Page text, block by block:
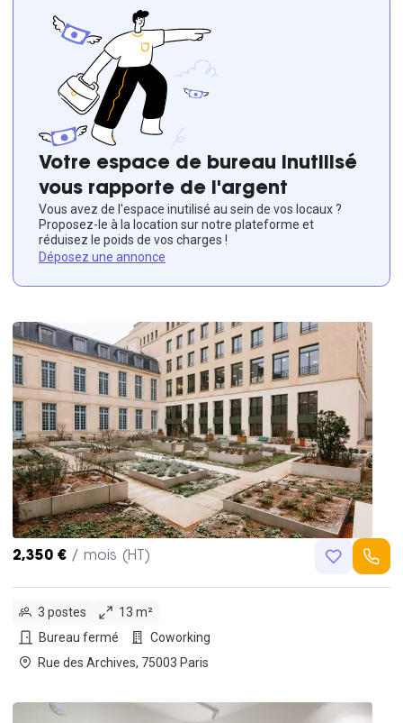
Votre espace de bureau inutilisé
vous rapporte de l'argent
Vous avez de l'espace inutilisé au sein de vos locaux ?
Proposez-le à la location sur notre plateforme et
réduisez le poids de vos charges !
Déposez une annonce
2,350 € / mois (HT)
3 postes
13 m²
Bureau fermé
Coworking
Rue des Archives, 75003 Paris